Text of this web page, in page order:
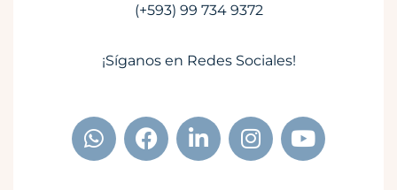
(+593) 99 734 9372
¡Síganos en Redes Sociales!
W
h
a
F
a
c
L
i
n
I
n
s
Y
o
u